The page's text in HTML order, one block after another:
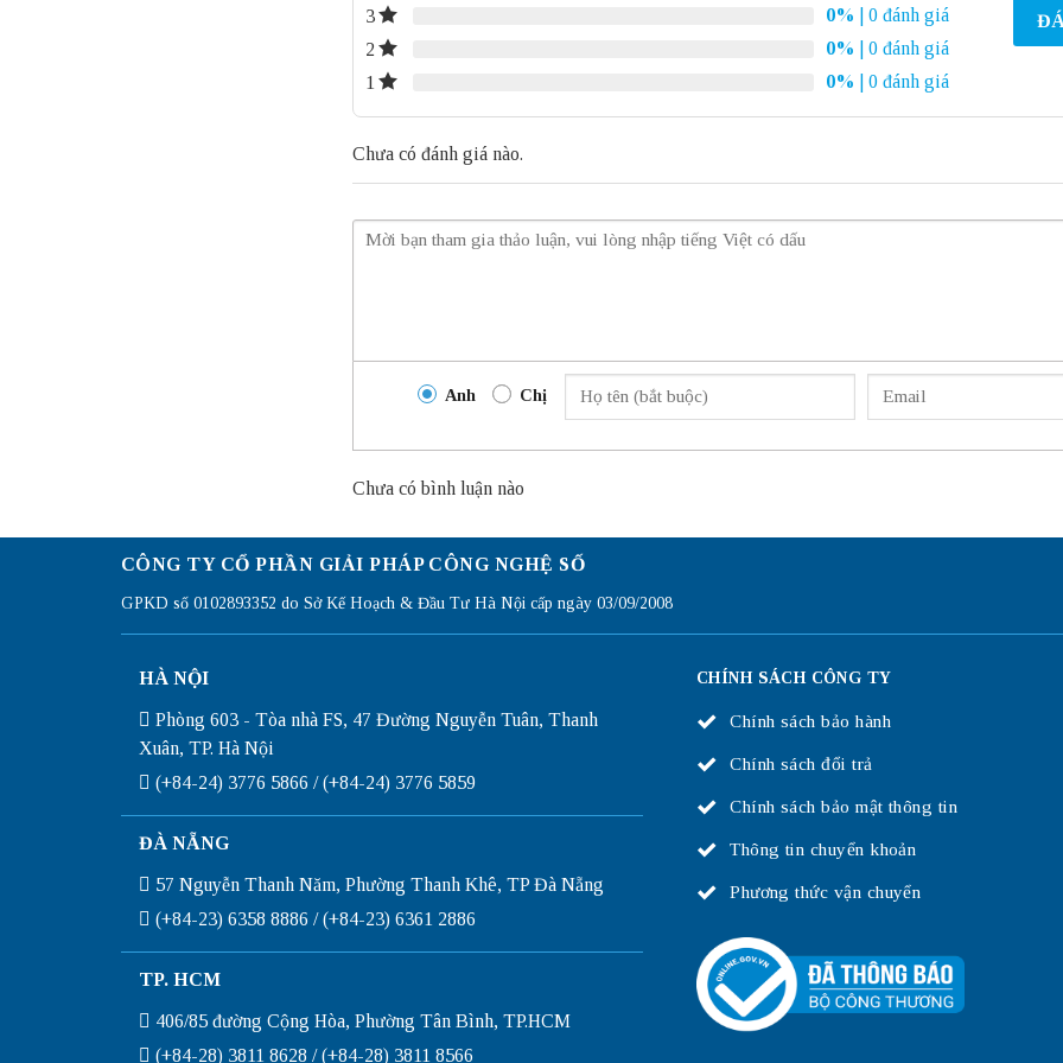
3
0%
| 0 đánh giá
2
0%
| 0 đánh giá
1
0% | 0 đánh giá
Chưa có đánh giá nào.
Anh Chị
Chưa có bình luận nào
CÔNG TY CỔ PHẦN GIẢI PHÁP CÔNG NGHỆ SỐ
GPKD số 0102893352 do Sở Kế Hoạch & Đầu Tư Hà Nội cấp ngày 03/09/2008
HÀ NỘI
Phòng 603 - Tòa nhà FS, 47 Đường Nguyễn Tuân, Thanh
Xuân, TP. Hà Nội
(+84-24) 3776 5866 / (+84-24) 3776 5859
ĐÀ NẴNG
57 Nguyễn Thanh Năm, Phường Thanh Khê, TP Đà Nẵng
(+84-23) 6358 8886 / (+84-23) 6361 2886
TP. HCM
406/85 đường Cộng Hòa, Phường Tân Bình, TP.HCM
(+84-28) 3811 8628 / (+84-28) 3811 8566
CHÍNH SÁCH CÔNG TY
Chính sách bảo hành
Chính sách đổi trả
Chính sách bảo mật thông tin
Thông tin chuyển khoản
Phương thức vận chuyển